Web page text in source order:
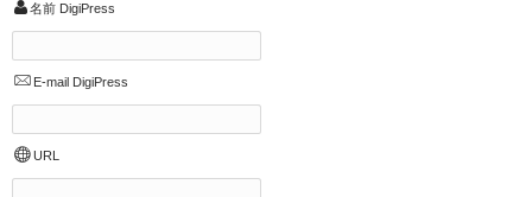
名前 DigiPress
E-mail DigiPress
URL